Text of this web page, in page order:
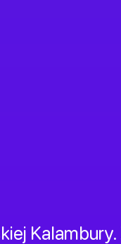
Kalambury.